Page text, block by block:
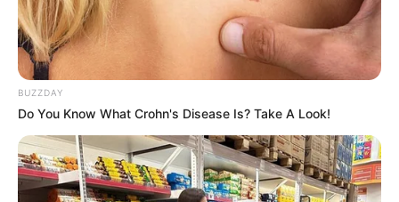
BUZZDAY
Do You Know What Crohn's Disease Is? Take A Look!